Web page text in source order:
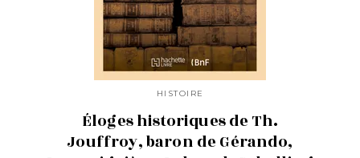
HISTOIRE
Éloges historiques de Th.
Jouffroy, baron de Gérando,